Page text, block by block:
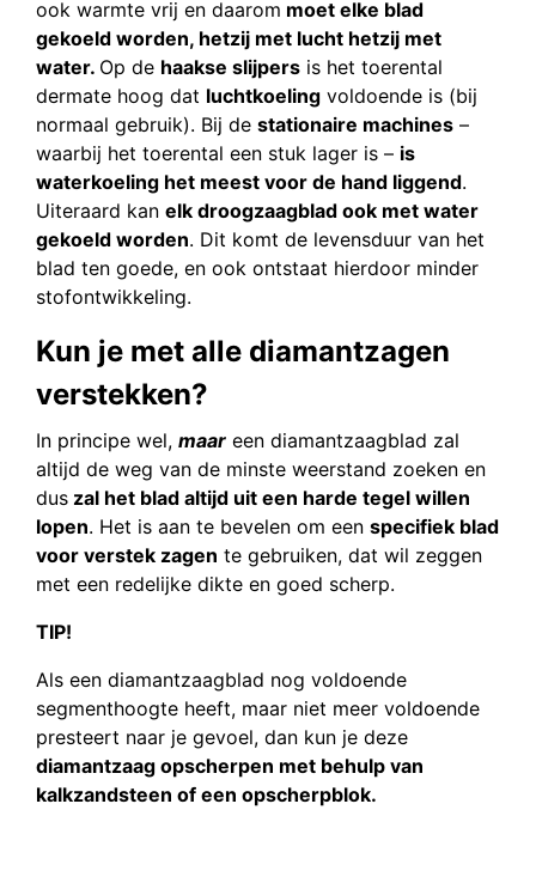
ook warmte vrij en daarom moet elke blad
gekoeld worden, hetzij met lucht hetzij met
water. Op de haakse slijpers is het toerental
dermate hoog dat luchtkoeling voldoende is (bij
normaal gebruik). Bij de stationaire machines –
waarbij het toerental een stuk lager is – is
waterkoeling het meest voor de hand liggend.
Uiteraard kan elk droogzaagblad ook met water
gekoeld worden. Dit komt de levensduur van het
blad ten goede, en ook ontstaat hierdoor minder
stofontwikkeling.
Kun je met alle diamantzagen
verstekken?
In principe wel, maar een diamantzaagblad zal
altijd de weg van de minste weerstand zoeken en
dus zal het blad altijd uit een harde tegel willen
lopen. Het is aan te bevelen om een specifiek blad
voor verstek zagen te gebruiken, dat wil zeggen
met een redelijke dikte en goed scherp.
TIP!
Als een diamantzaagblad nog voldoende
segmenthoogte heeft, maar niet meer voldoende
presteert naar je gevoel, dan kun je deze
diamantzaag opscherpen met behulp van
kalkzandsteen of een opscherpblok.